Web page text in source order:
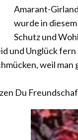
Amarant-
wurde in
Schutz und
und Unglück fern
weil
Du